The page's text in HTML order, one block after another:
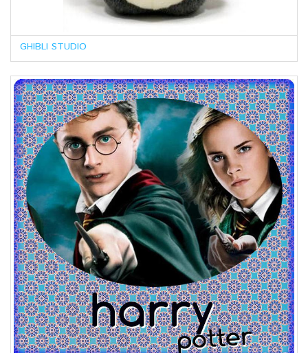
GHIBLI STUDIO